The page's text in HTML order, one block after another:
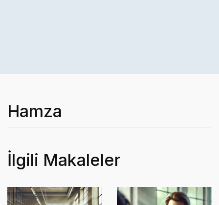
Hamza
İlgili Makaleler